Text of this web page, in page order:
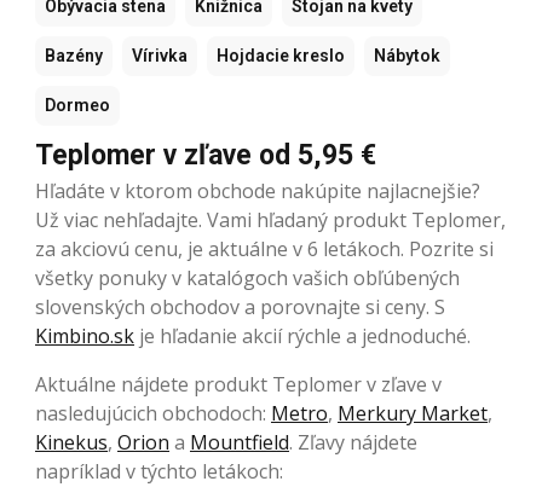
Obývacia stena Knižnica Stojan na kvety
Bazény Vírivka Hojdacie kreslo Nábytok
Dormeo
Teplomer v zľave od 5,95 €
Hľadáte v ktorom obchode nakúpite najlacnejšie?
Už viac nehľadajte. Vami hľadaný produkt Teplomer,
za akciovú cenu, je aktuálne v 6 letákoch. Pozrite si
všetky ponuky v katalógoch vašich obľúbených
slovenských obchodov a porovnajte si ceny. S
Kimbino.sk je hľadanie akcií rýchle a jednoduché.
Aktuálne nájdete produkt Teplomer v zľave v
nasledujúcich obchodoch: Metro, Merkury Market,
Kinekus, Orion a Mountfield. Zľavy nájdete
napríklad v týchto letákoch: